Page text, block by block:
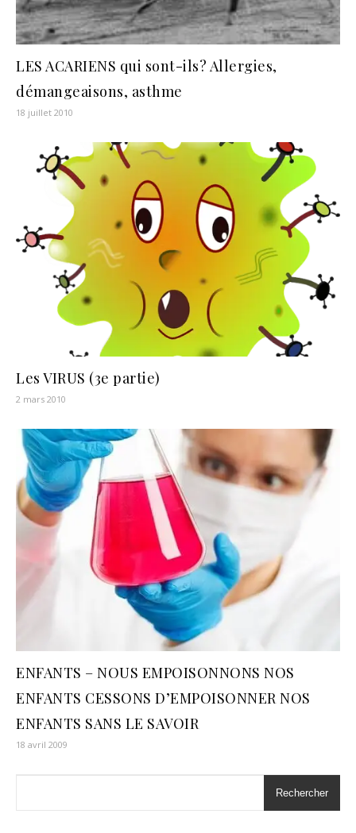
LES ACARIENS qui sont-ils? Allergies,
démangeaisons, asthme
18 juillet 2010
Les VIRUS (3e partie)
2 mars 2010
ENFANTS – NOUS EMPOISONNONS NOS
ENFANTS CESSONS D’EMPOISONNER NOS
ENFANTS SANS LE SAVOIR
18 avril 2009
Rechercher